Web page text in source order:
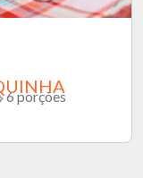
6 porções